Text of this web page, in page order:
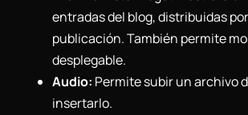
entradas del blog, distribuidas
publicación. También permite
desplegable.
Audio: Permite subir un archivo
insertarlo.